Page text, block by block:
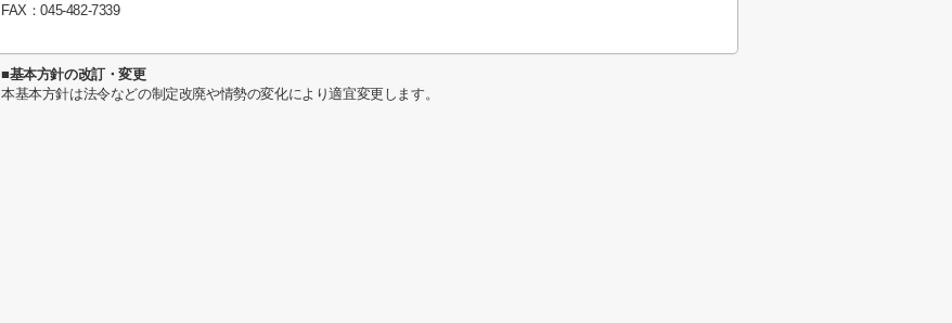
FAX：045-482-7339
■基本方針の改訂・変更
本基本方針は法令などの制定改廃や情勢の変化により適宜変更します。